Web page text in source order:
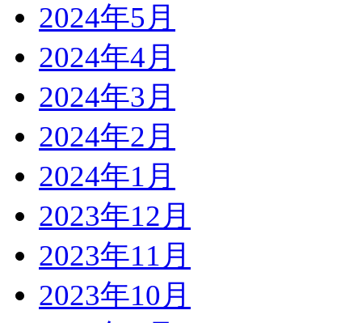
2024年5月
2024年4月
2024年3月
2024年2月
2024年1月
2023年12月
2023年11月
2023年10月